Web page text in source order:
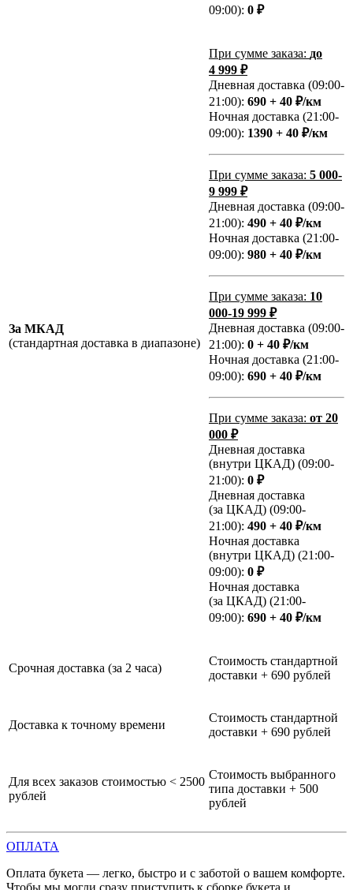
09:00): 0 ₽
За МКАД
(стандартная доставка в диапазоне)
При сумме заказа: до
4 999 ₽
Дневная доставка (09:00-
21:00): 690 + 40 ₽/км
Ночная доставка (21:00-
09:00): 1390 + 40 ₽/км
При сумме заказа: 5 000-
9 999 ₽
Дневная доставка (09:00-
21:00): 490 + 40 ₽/км
Ночная доставка (21:00-
09:00): 980 + 40 ₽/км
При сумме заказа: 10
000-19 999 ₽
Дневная доставка (09:00-
21:00): 0 + 40 ₽/км
Ночная доставка (21:00-
09:00): 690 + 40 ₽/км
При сумме заказа: от 20
000 ₽
Дневная доставка
(внутри ЦКАД) (09:00-
21:00): 0 ₽
Дневная доставка
(за ЦКАД) (09:00-
21:00): 490 + 40 ₽/км
Ночная доставка
(внутри ЦКАД) (21:00-
09:00): 0 ₽
Ночная доставка
(за ЦКАД) (21:00-
09:00): 690 + 40 ₽/км
Срочная доставка (за 2 часа)
Стоимость стандартной
доставки + 690 рублей
Доставка к точному времени
Стоимость стандартной
доставки + 690 рублей
Для всех заказов стоимостью < 2500
рублей
Стоимость выбранного
типа доставки + 500
рублей
ОПЛАТА
Оплата букета — легко, быстро и с заботой о вашем комфорте.